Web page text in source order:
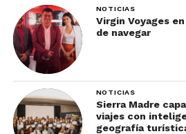
NOTICIAS
Virgin Voyages
de navegar
NOTICIAS
Sierra Madre
viajes con
geografía